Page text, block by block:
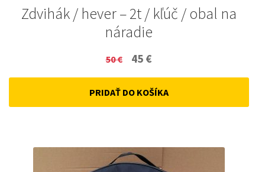
Zdvihák / hever – 2t / kľúč / obal na
náradie
50€
Original
price
was:
45 €
price
is:
PRIDAŤ DO KOŠÍKA